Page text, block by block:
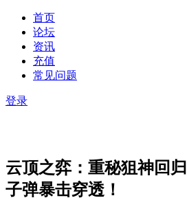
首页
论坛
资讯
充值
常见问题
登录
云顶之弈：重秘狙神回
子弹暴击穿透！